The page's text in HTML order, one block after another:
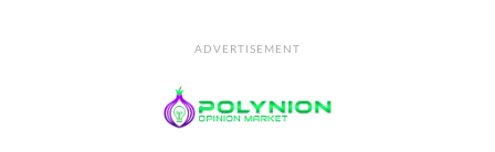
ADVERTISEMENT